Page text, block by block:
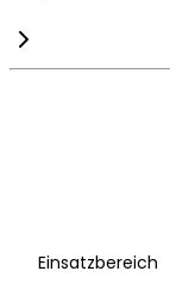
Einsatzbereich